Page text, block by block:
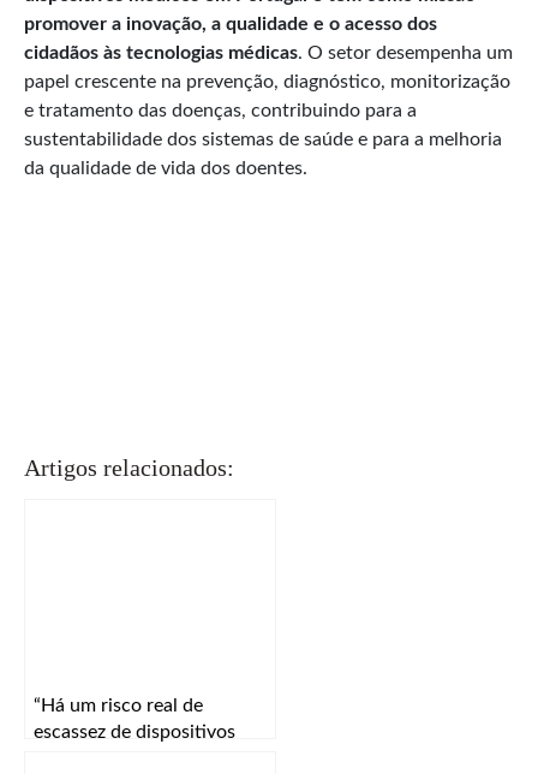
promover a inovação, a qualidade e o acesso dos
cidadãos às tecnologias médicas. O setor desempenha um
papel crescente na prevenção, diagnóstico, monitorização
e tratamento das doenças, contribuindo para a
sustentabilidade dos sistemas de saúde e para a melhoria
da qualidade de vida dos doentes.
Artigos relacionados:
“Há um risco real de
escassez de dispositivos